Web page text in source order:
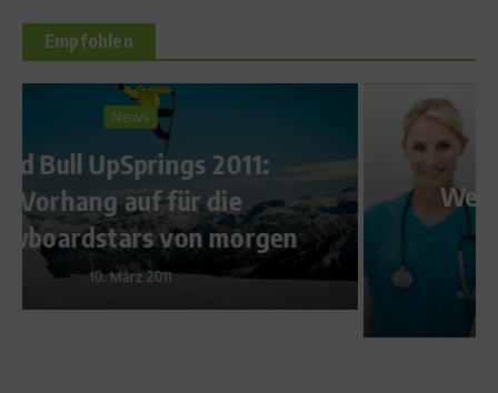
Empfohlen
Weisheitszähne operieren
oder nicht?
17. August 2012